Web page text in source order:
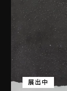
展出中